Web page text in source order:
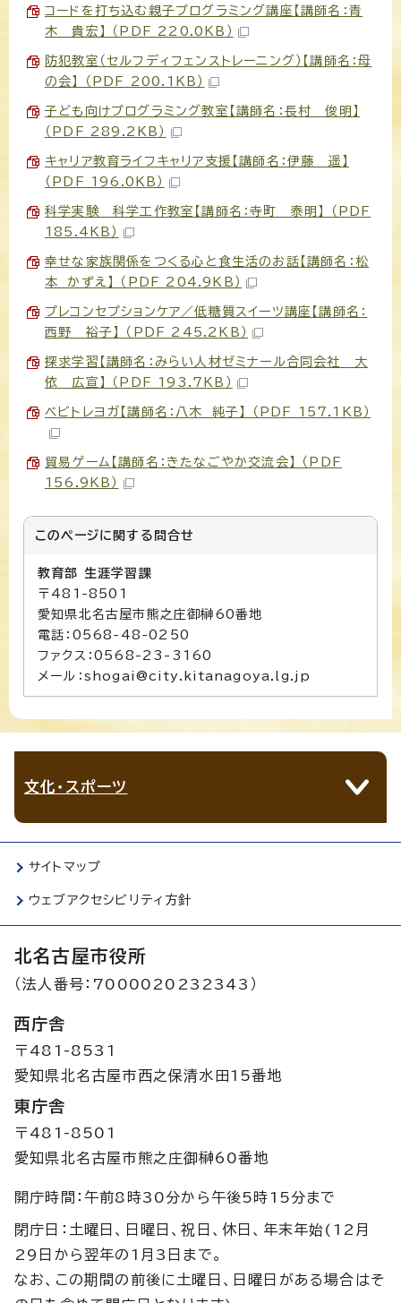
コードを打ち込む親子プログラミング講座【講師名：青
木 貴宏】 （PDF 220.0KB）
防犯教室（セルフディフェンストレーニング）【講師名：母
の会】 （PDF 200.1KB）
子ども向けプログラミング教室【講師名：長村 俊明】
（PDF 289.2KB）
キャリア教育ライフキャリア支援【講師名：伊藤 遥】
（PDF 196.0KB）
科学実験 科学工作教室【講師名：寺町 泰明】 （PDF
185.4KB）
幸せな家族関係をつくる心と食生活のお話【講師名：松
本 かずえ】 （PDF 204.9KB）
プレコンセプションケア／低糖質スイーツ講座【講師名：
西野 裕子】 （PDF 245.2KB）
探求学習【講師名：みらい人材ゼミナール合同会社 大
依 広宣】 （PDF 193.7KB）
ベビトレヨガ【講師名：八木 純子】 （PDF 157.1KB）
貿易ゲーム【講師名：きたなごやか交流会】 （PDF
156.9KB）
このページに関する 問合せ
教育部 生涯学習課
〒481-8501
愛知県北名古屋市熊之庄御榊60番地
電話：0568-48-0250
ファクス：0568-23-3160
メール：shogai@city.kitanagoya.lg.jp
文化・スポーツ
サイトマップ
ウェブアクセシビリティ方針
北名古屋市役所
（法人番号：7000020232343）
西庁舎
〒481-8531
愛知県北名古屋市西之保清水田15番地
東庁舎
〒481-8501
愛知県北名古屋市熊之庄御榊60番地
開庁時間：午前8時30分から午後5時15分まで
閉庁日：土曜日、日曜日、祝日、休日、年末年始(12月
29日から翌年の1月3日まで。
なお、この期間の前後に土曜日、日曜日がある場合はそ